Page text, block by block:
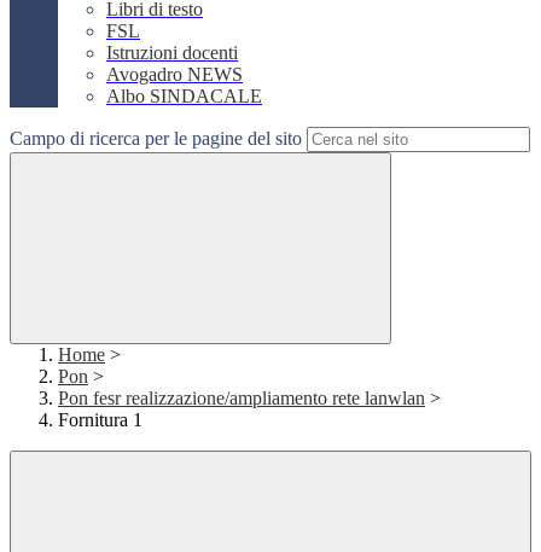
Libri di testo
FSL
Istruzioni docenti
Avogadro NEWS
Albo SINDACALE
Campo di ricerca per le pagine del sito
Home >
Pon >
Pon fesr realizzazione/ampliamento rete lanwlan >
Fornitura 1